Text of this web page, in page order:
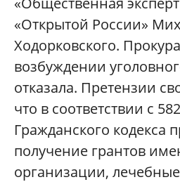
«Открытой России»
Ходорковского.
возбуждении
отказала. Претензии
что в соответствии с
Гражданского кодекса
получение грантов
организации,